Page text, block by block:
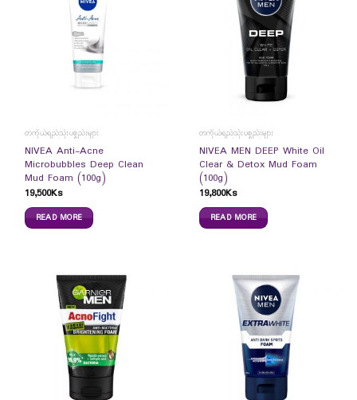
တကိုယ်ရည်သုံးပစ္စည်းများ
NIVEA Anti-Acne
Microbubbles Deep Clean
Mud Foam (100g)
19,500Ks
READ MORE
တကိုယ်ရည်သုံးပစ္စည်းများ
NIVEA MEN DEEP White Oil
Clear & Detox Mud Foam
(100g)
19,800Ks
READ MORE